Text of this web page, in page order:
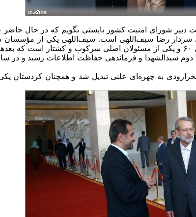
دبیر شورای امنیت کشور بایستی بگویم که در حال
رضا سیف‌اللهی است. سیف‌اللهی یکی از مؤسسان
اطلاعات سپاه در دهه‌ی ۶۰ و یکی از مسئولان اصلی سرکوب و کشتار
به بعد صحرارودی به چهره‌ای علنی تبدیل شد و همچنان